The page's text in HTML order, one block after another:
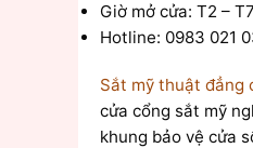
Giờ mở cửa: T2 –
Hotline: 0983 021
Sắt mỹ thuật đẳng
cửa cổng sắt mỹ
khung bảo vệ cửa